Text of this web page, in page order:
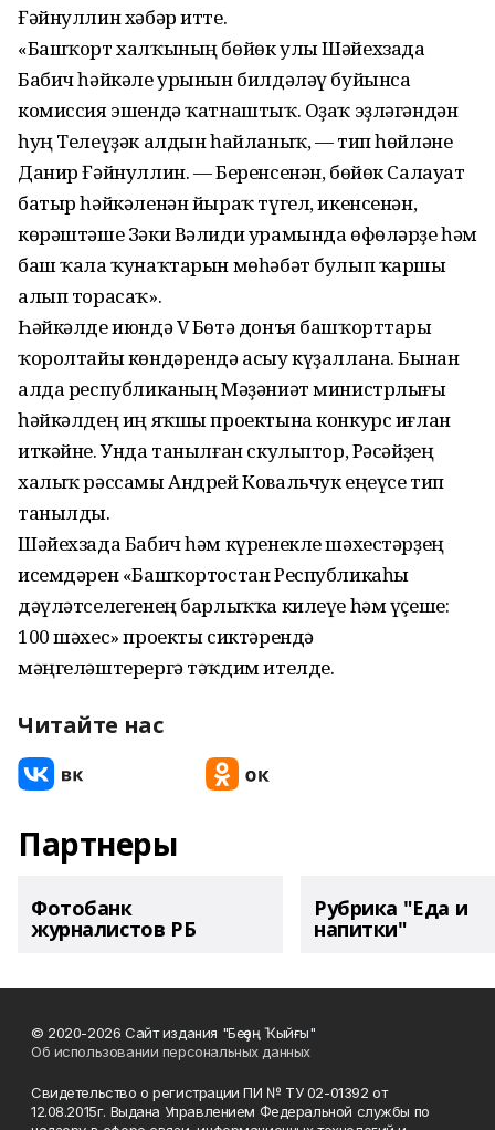
Ғәйнуллин хәбәр итте.
«Башҡорт халҡының бөйөк улы Шәйехзада
Бабич һәйкәле урынын билдәләү буйынса
комиссия эшендә ҡатнаштыҡ. Оҙаҡ эҙләгәндән
һуң Телеүҙәк алдын һайланыҡ, — тип һөйләне
Данир Ғәйнуллин. — Беренсенән, бөйөк Салауат
батыр һәйкәленән йыраҡ түгел, икенсенән,
көрәштәше Зәки Вәлиди урамында өфөләрҙе һәм
баш ҡала ҡунаҡтарын мөһәбәт булып ҡаршы
алып торасаҡ».
Һәйкәлде июндә V Бөтә донъя башҡорттары
ҡоролтайы көндәрендә асыу күҙаллана. Бынан
алда республиканың Мәҙәниәт министрлығы
һәйкәлдең иң яҡшы проектына конкурс иғлан
иткәйне. Унда танылған скульптор, Рәсәйҙең
халыҡ рәссамы Андрей Ковальчук еңеүсе тип
танылды.
Шәйехзада Бабич һәм күренекле шәхестәрҙең
исемдәрен «Башҡортостан Республикаһы
дәүләтселегенең барлыҡҡа килеүе һәм үҫеше:
100 шәхес» проекты сиктәрендә
мәңгеләштерергә тәҡдим ителде.
Читайте нас
Партнеры
Фотобанк
журналистов РБ
Рубрика "Еда и
напитки"
© 2020-2026 Сайт издания "Беҙҙең Ҡыйғы"
Об использовании персональных данных
Свидетельство о регистрации ПИ № ТУ 02-01392 от
12.08.2015г. Выдана Управлением Федеральной службы по